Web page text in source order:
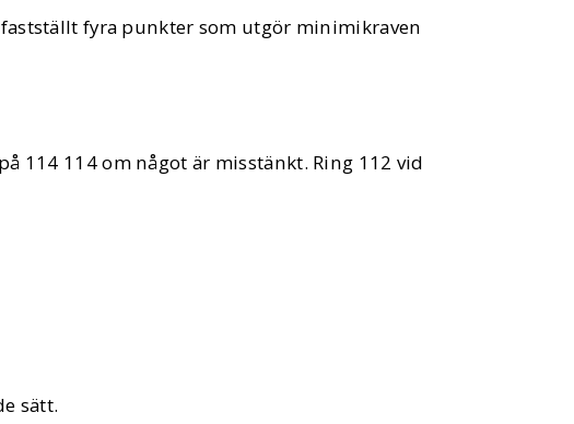
fyra punkter som utgör minimikraven
114 114 om något är misstänkt. Ring 112 vid
sätt.